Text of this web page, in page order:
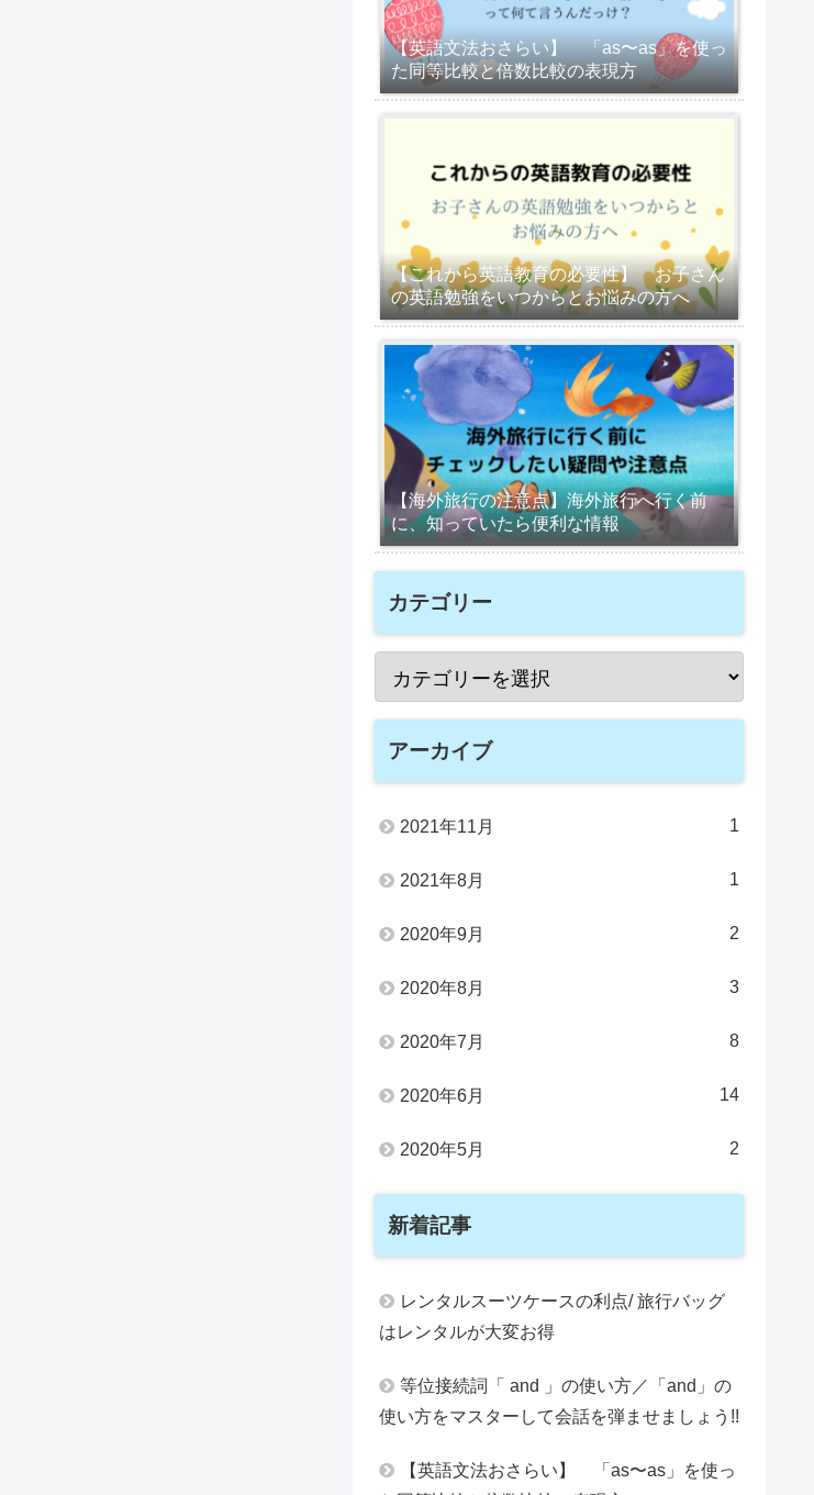
【英語文法おさらい】 「as〜as」を使っ
た同等比較と倍数比較の表現方
【これから英語教育の必要性】 お子さん
の英語勉強をいつからとお悩みの方へ
【海外旅行の注意点】海外旅行へ行く前
に、知っていたら便利な情報
カテゴリー
アーカイブ
2021年11月 1
2021年8月 1
2020年9月 2
2020年8月 3
2020年7月 8
2020年6月 14
2020年5月 2
新着記事
レンタルスーツケースの利点/ 旅行バッグ
はレンタルが大変お得
等位接続詞「 and 」の使い方／「and」の
使い方をマスターして会話を弾ませましょう!!
【英語文法おさらい】 「as〜as」を使っ